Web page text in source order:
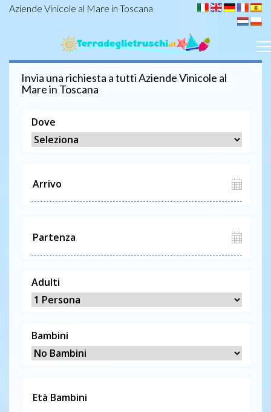
Aziende Vinicole al Mare in Toscana
Invia una richiesta a tuttiAziende Vinicole al
Mare in Toscana
Dove
Adulti
Bambini